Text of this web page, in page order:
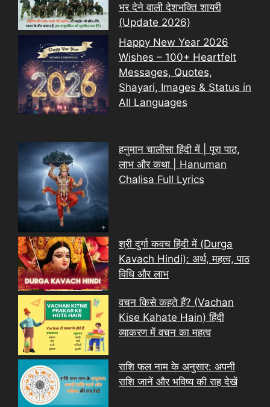
भर देने वाली देशभक्ति शायरी
(Update 2026)
Happy New Year 2026
Wishes – 100+ Heartfelt
Messages, Quotes,
Shayari, Images & Status in
All Languages
हनुमान चालीसा हिंदी में | पूरा पाठ,
लाभ और कथा | Hanuman
Chalisa Full Lyrics
श्री दुर्गा कवच हिंदी में (Durga
Kavach Hindi): अर्थ, महत्व, पाठ
विधि और लाभ
वचन किसे कहते हैं? (Vachan
Kise Kahate Hain) हिंदी
व्याकरण में वचन का महत्व
राशि फल नाम के अनुसार: अपनी
राशि जानें और भविष्य की राह देखें